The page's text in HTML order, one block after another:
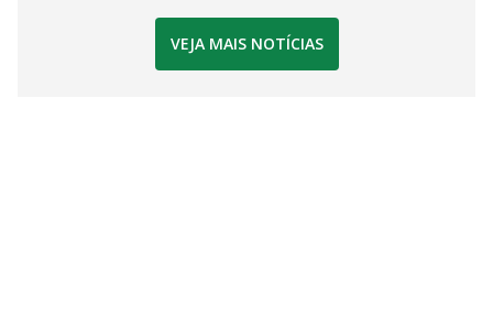
VEJA MAIS NOTÍCIAS